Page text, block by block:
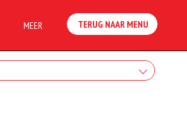
MEER TERUG NAAR MENU